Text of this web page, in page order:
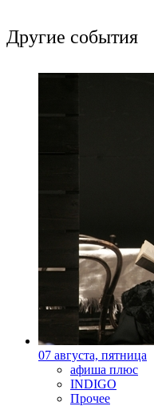
Другие события
07 августа, пятница
афиша плюс
INDIGO
Прочее